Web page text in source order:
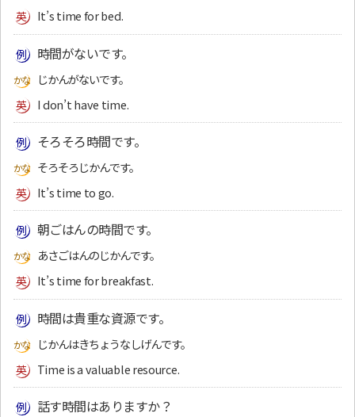
It’s time for bed.
時間がないです。
じかんがないです。
I don’t have time.
そろそろ時間です。
そろそろじかんです。
It’s time to go.
朝ごはんの時間です。
あさごはんのじかんです。
It’s time for breakfast.
時間は貴重な資源です。
じかんはきちょうなしげんです。
Time is a valuable resource.
話す時間はありますか？